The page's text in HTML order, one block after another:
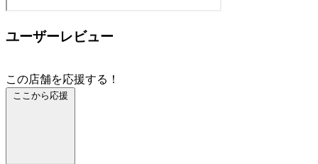
ユーザーレビュー
この店舗を応援する！
ここから応援